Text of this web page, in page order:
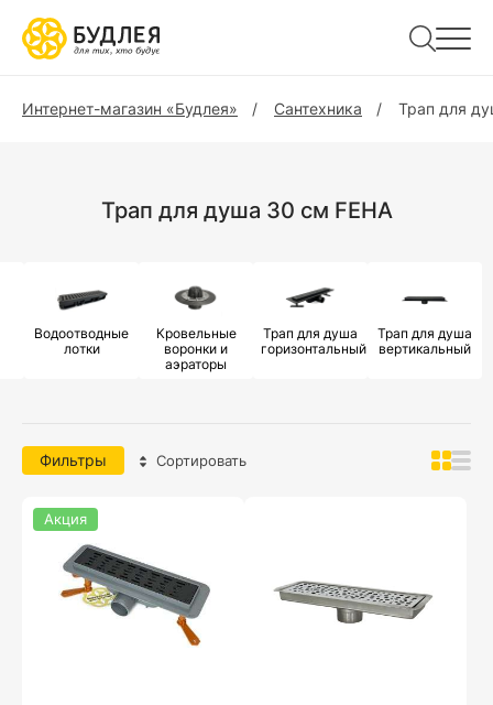
Интернет-магазин «Будлея» Сантехника Трап для
Трап для душа 30 см FEHA
Водоотводные
лотки
Кровельные
воронки и
аэраторы
Трап для душа
горизонтальный
Трап для душа
вертикальный
Фильтры Сортировать
Акция